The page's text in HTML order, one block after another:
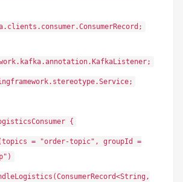
{
= "order-topic", groupId =